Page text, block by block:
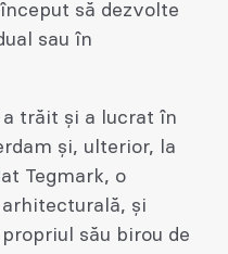
să dezvolte
sau în
a trăit și a lucrat în
și, ulterior, la
Tegmark, o
și
său birou de